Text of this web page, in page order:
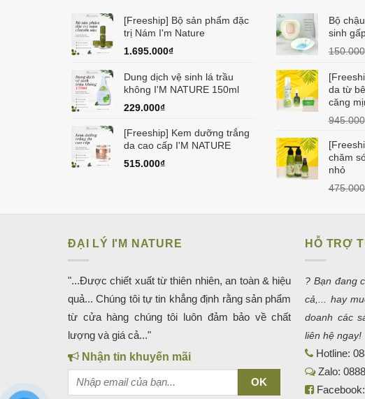
[Freeship] Bộ sản phẩm đặc
trị Nám I'm Nature
1.695.000₫
Dung dịch vệ sinh lá trầu
không I'M NATURE 150ml
229.000₫
[Freeship] Kem dưỡng trắng
da cao cấp I'M NATURE
515.000₫
Bộ
sinh
150.000
da từ
căng
945.000
chăm
nhỏ
475.000
ĐẠI LÝ I'M NATURE
"...Được chiết xuất từ thiên nhiên, an toàn & hiệu
quả... Chúng tôi tự tin khẳng định rằng sản phẩm
từ cửa hàng chúng tôi luôn đảm bảo về chất
lượng và giá cả..."
Nhận tin khuyến mãi
HỖ TRỢ
? Bạn đang
cả,... hay
doanh các
liên hệ ngay!
Hotline:
Zalo: